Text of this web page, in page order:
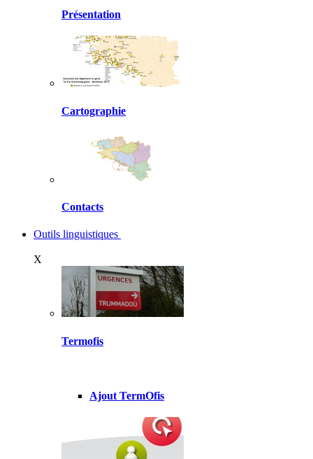
Présentation
Cartographie
Contacts
Outils linguistiques
X
Termofis
Ajout TermOfis